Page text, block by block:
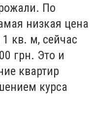
По
низкая цена
1 кв. м, сейчас
грн. Это и
квартир
курса